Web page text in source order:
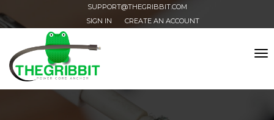
SUPPORT@THEGRIBBIT.COM
SIGN IN
CREATE AN ACCOUNT